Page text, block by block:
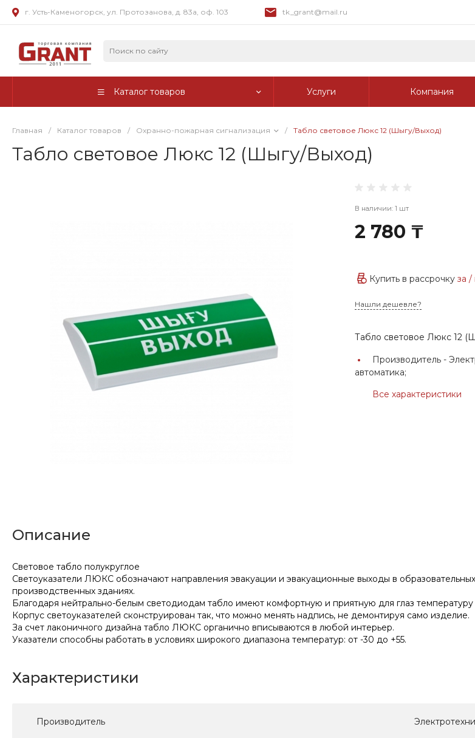
г. Усть-Каменогорск, ул. Протозанова, д. 83а, оф. 103 tk_grant@mail.ru
Каталог товаров Услуги Компания
Главная / Каталог товаров / Охранно-пожарная сигнализация / Табло световое Люкс 12 (Шыгу/Выход)
Табло световое Люкс 12 (Шыгу/Выход)
В наличии: 1 шт
2 780 ₸
Купить в рассрочкуза/
Нашли дешевле?
Табло световое Люкс 12
Производитель -
автоматика;
Все характеристики
Описание
Световое табло полукруглое
Светоуказатели ЛЮКС обозначают направления эвакуации и эвакуационные выходы в
производственных зданиях.
Благодаря нейтрально-белым светодиодам табло имеют комфортную и приятную для глаз температуру
Корпус светоуказателей сконструирован так, что можно менять надпись, не демонтируя само изделие.
За счет лаконичного дизайна табло ЛЮКС органично вписываются в любой интерьер.
Указатели способны работать в условиях широкого диапазона температур: от -30 до +55.
Характеристики
Производитель